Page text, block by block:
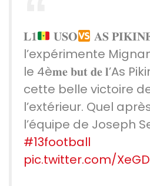
𝐋𝟏 𝐔𝐒𝐎
𝐀𝐒
l’expérimente
le 4è𝐦𝐞 𝐛𝐮𝐭 𝐝𝐞 𝐥’As
cette belle victoire
l’extérieur. Quel
l’équipe de Joseph
#13football
pic.twitter.com/